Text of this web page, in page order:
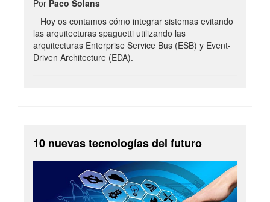
Por Paco Solans
Hoy os contamos cómo integrar sistemas evitando
las arquitecturas spaguetti utilizando las
arquitecturas Enterprise Service Bus (ESB) y Event-
Driven Architecture (EDA).
10 nuevas tecnologías del futuro